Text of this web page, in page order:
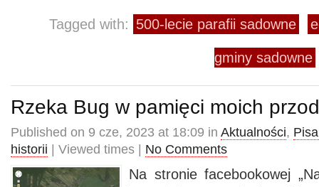
Tagged with: 500-lecie parafii sadowne
gminy sadowne
Rzeka Bug w pamięci moich
Published on 9 cze, 2023 at 18:09 in Aktualności,
historii | Viewed times | No Comments
Na stronie facebookowej